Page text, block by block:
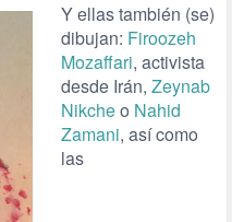
Y ellas también (se)
dibujan: Firoozeh
Mozaffari, activista
desde Irán, Zeynab
Nikcheo Nahid
Zamani, así como
las